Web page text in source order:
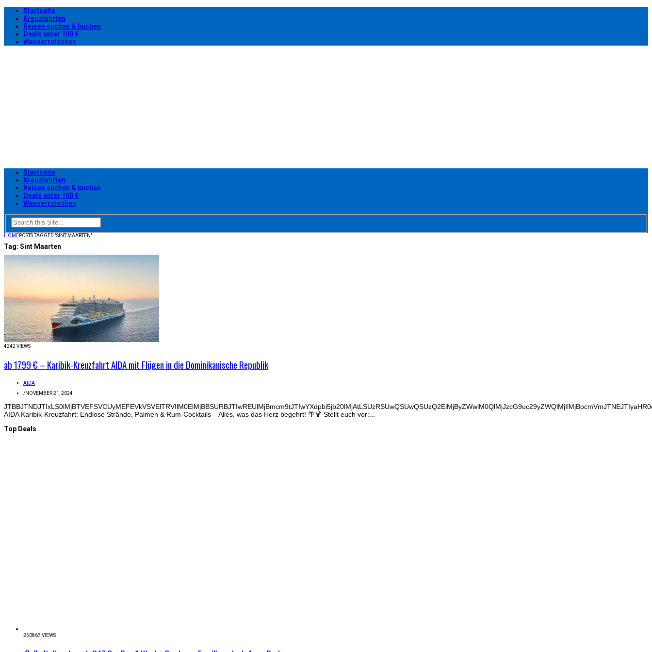
Startseite
Kreuzfahrten
Reisen suchen & buchen
Deals unter 100 €
Wasserrutschen
Startseite
Kreuzfahrten
Reisen suchen & buchen
Deals unter 100 €
Wasserrutschen
HOMEPOSTS TAGGED "SINT MAARTEN"
Tag: Sint Maarten
4242 VIEWS
ab 1799 € – Karibik-Kreuzfahrt AIDA mit Flügen in die Dominikanische Republik
AIDA
/NOVEMBER 21, 2024
AIDA Karibik-Kreuzfahrt: Endlose Strände, Palmen & Rum-Cocktails – Alles, was das Herz begehrt! 🌴🍹 Stellt euch vor:...
Top Deals
250867 VIEWS